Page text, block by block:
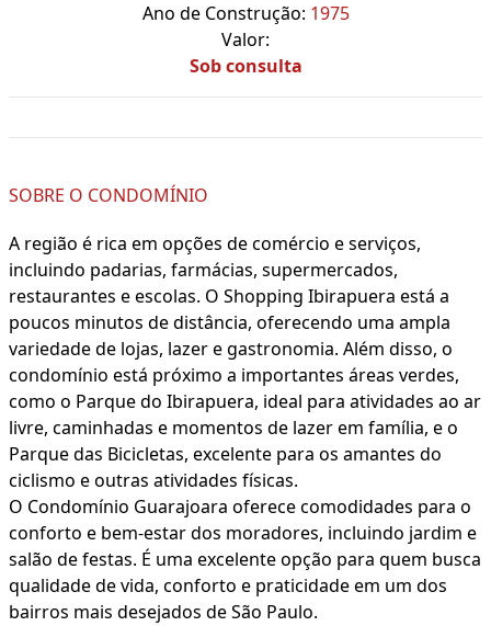
Ano de Construção: 1975
Valor:
Sob consulta
SOBRE O CONDOMÍNIO
A região é rica em opções de comércio e serviços,
incluindo padarias, farmácias, supermercados,
restaurantes e escolas. O Shopping Ibirapuera está a
poucos minutos de distância, oferecendo uma ampla
variedade de lojas, lazer e gastronomia. Além disso, o
condomínio está próximo a importantes áreas verdes,
como o Parque do Ibirapuera, ideal para atividades ao ar
livre, caminhadas e momentos de lazer em família, e o
Parque das Bicicletas, excelente para os amantes do
ciclismo e outras atividades físicas.
O Condomínio Guarajoara oferece comodidades para o
conforto e bem-estar dos moradores, incluindo jardim e
salão de festas. É uma excelente opção para quem busca
qualidade de vida, conforto e praticidade em um dos
bairros mais desejados de São Paulo.